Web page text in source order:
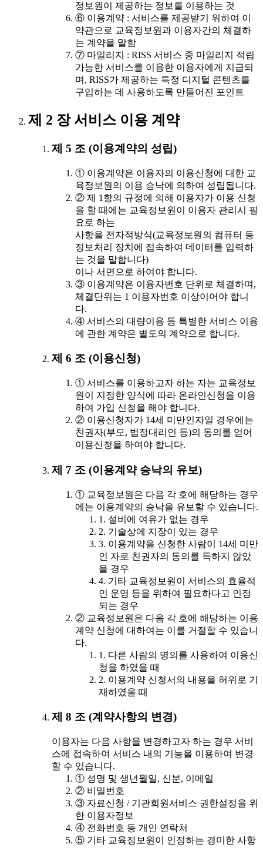
정보원이 제공하는 정보를 이용하는 것
⑥ 이용계약 : 서비스를 제공받기 위하여 이
약관으로 교육정보원과 이용자간의 체결하
는 계약을 말함
⑦ 마일리지 : RISS 서비스 중 마일리지 적립
가능한 서비스를 이용한 이용자에게 지급되
며, RISS가 제공하는 특정 디지털 콘텐츠를
구입하는 데 사용하도록 만들어진 포인트
제 2 장 서비스 이용 계약
제 5 조 (이용계약의 성립)
① 이용계약은 이용자의 이용신청에 대한 교
육정보원의 이용 승낙에 의하여 성립됩니다.
② 제 1항의 규정에 의해 이용자가 이용 신청
을 할 때에는 교육정보원이 이용자 관리시 필
요로 하는
사항을 전자적방식(교육정보원의 컴퓨터 등
정보처리 장치에 접속하여 데이터를 입력하
는 것을 말합니다)
이나 서면으로 하여야 합니다.
③ 이용계약은 이용자번호 단위로 체결하며,
체결단위는 1 이용자번호 이상이어야 합니
다.
④ 서비스의 대량이용 등 특별한 서비스 이용
에 관한 계약은 별도의 계약으로 합니다.
제 6 조 (이용신청)
① 서비스를 이용하고자 하는 자는 교육정보
원이 지정한 양식에 따라 온라인신청을 이용
하여 가입 신청을 해야 합니다.
② 이용신청자가 14세 미만인자일 경우에는
친권자(부모, 법정대리인 등)의 동의를 얻어
이용신청을 하여야 합니다.
제 7 조 (이용계약 승낙의 유보)
① 교육정보원은 다음 각 호에 해당하는 경우
에는 이용계약의 승낙을 유보할 수 있습니다.
1. 설비에 여유가 없는 경우
2. 기술상에 지장이 있는 경우
3. 이용계약을 신청한 사람이 14세 미만
인 자로 친권자의 동의를 득하지 않았
을 경우
4. 기타 교육정보원이 서비스의 효율적
인 운영 등을 위하여 필요하다고 인정
되는 경우
② 교육정보원은 다음 각 호에 해당하는 이용
계약 신청에 대하여는 이를 거절할 수 있습니
다.
1. 다른 사람의 명의를 사용하여 이용신
청을 하였을 때
2. 이용계약 신청서의 내용을 허위로 기
재하였을 때
제 8 조 (계약사항의 변경)
이용자는 다음 사항을 변경하고자 하는 경우 서비
스에 접속하여 서비스 내의 기능을 이용하여 변경
할 수 있습니다.
① 성명 및 생년월일, 신분, 이메일
② 비밀번호
③ 자료신청 / 기관회원서비스 권한설정을 위
한 이용자정보
④ 전화번호 등 개인 연락처
⑤ 기타 교육정보원이 인정하는 경미한 사항